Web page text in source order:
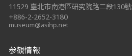
11529 臺北市南港區研究院路二段130號
+886-2-2652-3180
museum@asihp.net
参観情報